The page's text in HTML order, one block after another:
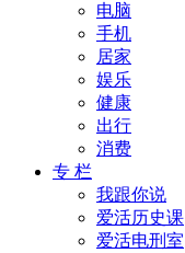
电脑
手机
居家
娱乐
健康
出行
消费
专 栏
我跟你说
爱活历史课
爱活电刑室